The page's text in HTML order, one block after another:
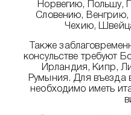
Норвегию, Польшу,
Словению,
Чехию,
Также
консульстве требуют
Ирландия, Кипр,
Румыния. Для въезда
необходимо иметь